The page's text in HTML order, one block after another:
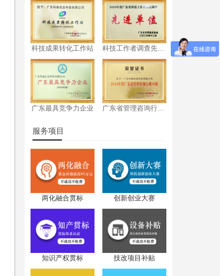
科技成果转化工作站
广东最具竞争力企业
服务项目
两化融合贯标 创新创业大赛
知识产权贯标 技改项目补贴